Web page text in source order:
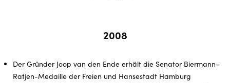
2008
Der Gründer Joop van den Ende erhält die Senator Biermann-
Ratjen-Medaille der Freien und Hansestadt Hamburg